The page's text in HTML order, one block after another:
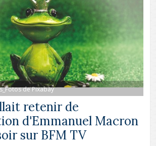
de Pixabay
retenir de
d'Emmanuel Macron
sur BFM TV